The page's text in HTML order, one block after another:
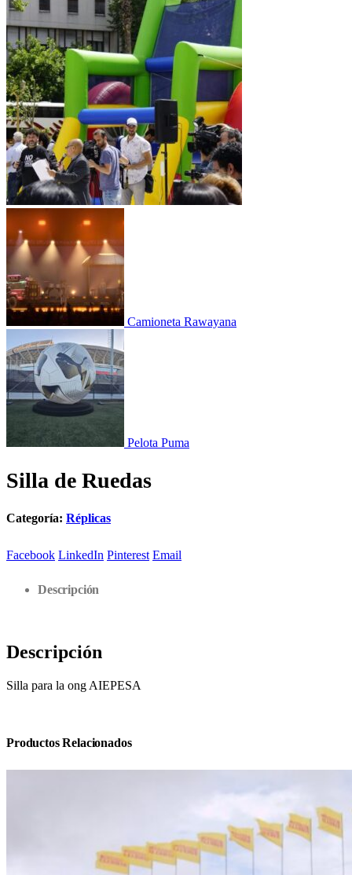
Camioneta Rawayana
Pelota Puma
Silla de Ruedas
Categoría: Réplicas
Facebook LinkedIn Pinterest Email
Descripción
Descripción
Silla para la ong AIEPESA
Productos Relacionados